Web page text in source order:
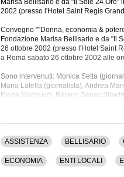
Marisa Bellisario e da "Il Sole 24
2002 (presso l'Hotel Saint Regis
Convegno ""Donna, economia &
Fondazione Marisa Bellisario e da "Il
26 ottobre 2002 (presso l'Hotel Saint
a Roma sabato 26 ottobre 2002 alle
Sono intervenuti: Monica Setta
Maria Latella (giornalista), Andrea
Elena Marinucci, Rejane Senac
Imelde Cavalleri (I PINCO PALLINO),
(giornalista), Giovanna Poloni
Discriminazione, Donna, Economia,
ASSISTENZA BELLISARIO
ECONOMIA ENTI LOCALI